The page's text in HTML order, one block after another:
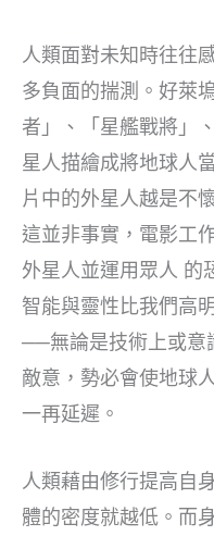
人類面對未知時往往
多負面的揣測。好萊
者」、「星艦戰將」
星人描繪成將地球人
片中的外星人越是不
這並非事實，電影工
外星人並運用眾人 的
智能與靈性比我們高
──無論是技術上或意
敵意，勢必會使地球
一再延遲。
人類藉由修行提高自
體的密度就越低。而